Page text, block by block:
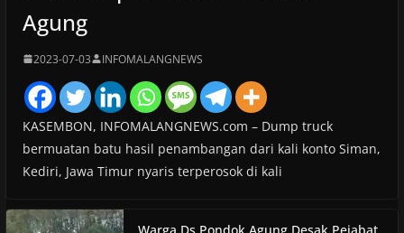
Agung
2023-07-03 INFOMALANGNEWS
KASEMBON, INFOMALANGNEWS.com – Dump truck
bermuatan batu hasil penambangan dari kali konto Siman,
Kediri, Jawa Timur nyaris terperosok di kali